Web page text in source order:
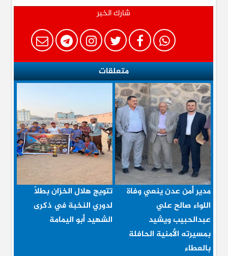
شارك الخبر
متعلقات
مدير أمن عدن ينعي وفاة
اللواء صالح علي
عبدالحبيب ويشيد
بمسيرته الأمنية الحافلة
بالعطاء
تتويج هلال الخزان بطلاً
لدوري النخبة في ذكرى
الشهيد أبو اليمامة